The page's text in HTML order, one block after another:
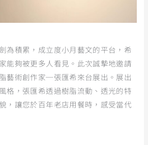
為積累，成立度小月藝文的平台，希
能夠被更多人看見。此次誠摯地邀請
藝術創作家─張匯希來台展出。展出
格，張匯希透過樹脂流動、透光的特
，讓您於百年老店用餐時，感受當代